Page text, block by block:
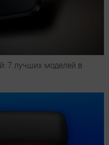
7 лучших моделей в